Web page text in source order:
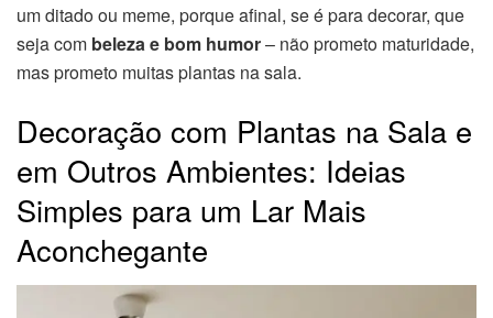
um ditado ou meme, porque afinal, se é para decorar, que
seja com beleza e bom humor– não prometo maturidade,
mas prometo muitas plantas na sala.
Decoração com Plantas na Sala e
em Outros Ambientes: Ideias
Simples para um Lar Mais
Aconchegante